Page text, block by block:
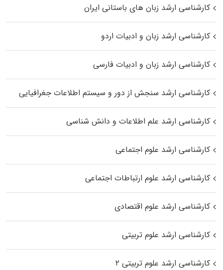
کارشناسی ارشد زبان‌ های باستانی ایران
کارشناسی ارشد زبان و ادبیات اردو
کارشناسی ارشد زبان و ادبیات فارسی
کارشناسی ارشد سنجش از دور و سیستم اطلاعات جغرافیایی
کارشناسی ارشد علم اطلاعات و دانش شناسی
کارشناسی ارشد علوم اجتماعی
کارشناسی ارشد علوم ارتباطات اجتماعی
کارشناسی ارشد علوم اقتصادی
کارشناسی ارشد علوم تربیتی
کارشناسی ارشد علوم تربیتی ۲